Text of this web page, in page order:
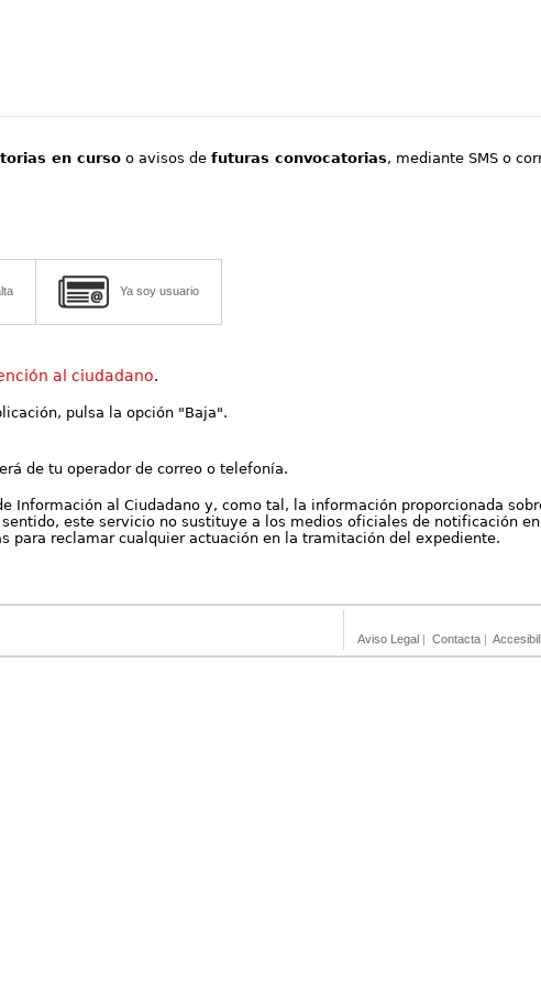
en curso o avisos defuturas convocatorias, mediante SMS o
Ya soy usuario
al ciudadano.
pulsa la opción "Baja".
de tu operador de correo o telefonía.
al Ciudadano y, como tal, la información proporcionada
este servicio no sustituye a los medios oficiales de notificación en
para reclamar cualquier actuación en la tramitación del expediente.
Aviso Legal | Contacta |